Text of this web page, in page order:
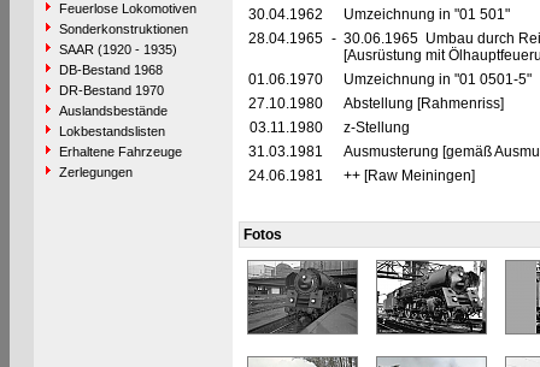
Feuerlose Lokomotiven
Sonderkonstruktionen
SAAR (1920 - 1935)
DB-Bestand 1968
DR-Bestand 1970
Auslandsbestände
Lokbestandslisten
Erhaltene Fahrzeuge
Zerlegungen
30.04.1962
Umzeichnung in "01 501"
28.04.1965 - 30.06.1965 Umbau durch
[Ausrüstung mit
01.06.1970
Umzeichnung in "01 0501-5"
27.10.1980
Abstellung [Rahmenriss]
03.11.1980
z-Stellung
31.03.1981
Ausmusterung [gemäß
24.06.1981
++ [Raw Meiningen]
Fotos